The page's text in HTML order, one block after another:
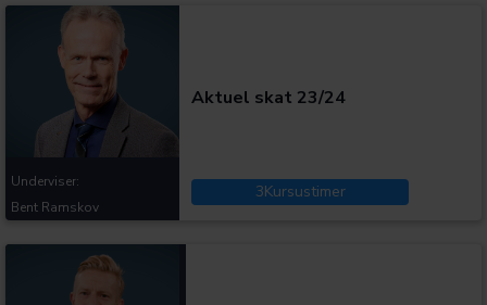
Aktuel skat 23/24
3Kursustimer
Underviser:
Bent Ramskov